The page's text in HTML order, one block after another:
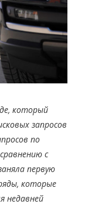
который
запросов
по
с
первую
которые
недавней